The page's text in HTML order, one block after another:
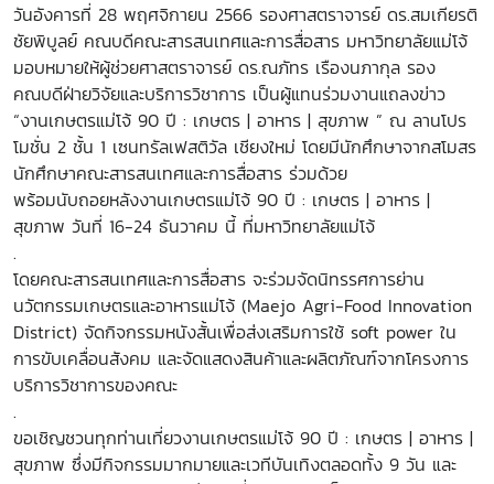
วันอังคารที่ 28 พฤศจิกายน 2566 รองศาสตราจารย์ ดร.สมเกียรติ
ชัยพิบูลย์ คณบดีคณะสารสนเทศและการสื่อสาร มหาวิทยาลัยแม่โจ้
มอบหมายให้ผู้ช่วยศาสตราจารย์ ดร.ณภัทร เรืองนภากุล รอง
คณบดีฝ่ายวิจัยและบริการวิชาการ เป็นผู้แทนร่วมงานแถลงข่าว
“งานเกษตรแม่โจ้ 90 ปี : เกษตร | อาหาร | สุขภาพ ” ณ ลานโปร
โมชั่น 2 ชั้น 1 เซนทรัลเฟสติวัล เชียงใหม่ โดยมีนักศึกษาจากสโมสร
นักศึกษาคณะสารสนเทศและการสื่อสาร ร่วมด้วย
พร้อมนับถอยหลังงานเกษตรแม่โจ้ 90 ปี : เกษตร | อาหาร |
สุขภาพ วันที่ 16-24 ธันวาคม นี้ ที่มหาวิทยาลัยแม่โจ้
.
โดยคณะสารสนเทศและการสื่อสาร จะร่วมจัดนิทรรศการย่าน
นวัตกรรมเกษตรและอาหารแม่โจ้ (Maejo Agri-Food Innovation
District) จัดกิจกรรมหนังสั้นเพื่อส่งเสริมการใช้ soft power ใน
การขับเคลื่อนสังคม และจัดแสดงสินค้าและผลิตภัณฑ์จากโครงการ
บริการวิชาการของคณะ
.
ขอเชิญชวนทุกท่านเที่ยวงานเกษตรแม่โจ้ 90 ปี : เกษตร | อาหาร |
สุขภาพ ซึ่งมีกิจกรรมมากมายและเวทีบันเทิงตลอดทั้ง 9 วัน และ